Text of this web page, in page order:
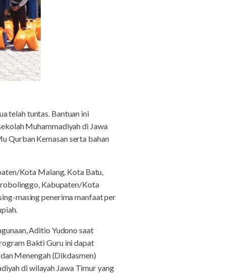
telah tuntas. Bantuan ini
Muhammadiyah di Jawa
Qurban Kemasan serta bahan
Kota Malang, Kota Batu,
Kabupaten/Kota
masing penerima manfaat per
Aditio Yudono saat
Bakti Guru ini dapat
Menengah (Dikdasmen)
di wilayah Jawa Timur yang